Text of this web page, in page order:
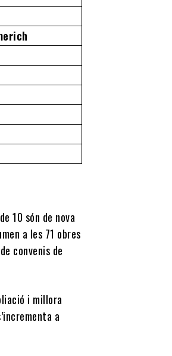
10 són de nova
a les 71 obres
convenis de
i millora
a